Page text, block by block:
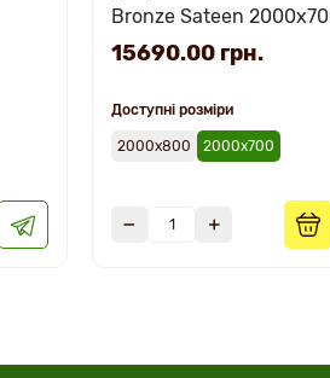
Bronze Sateen
15690.00 грн.
Доступні розміри
2000х800 2000х700